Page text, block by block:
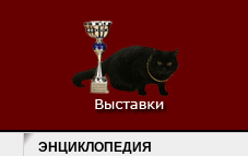
ЭНЦИКЛОПЕДИЯ